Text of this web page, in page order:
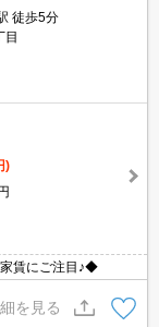
徒歩5分
目
)
賃にご注目♪◆
を見る